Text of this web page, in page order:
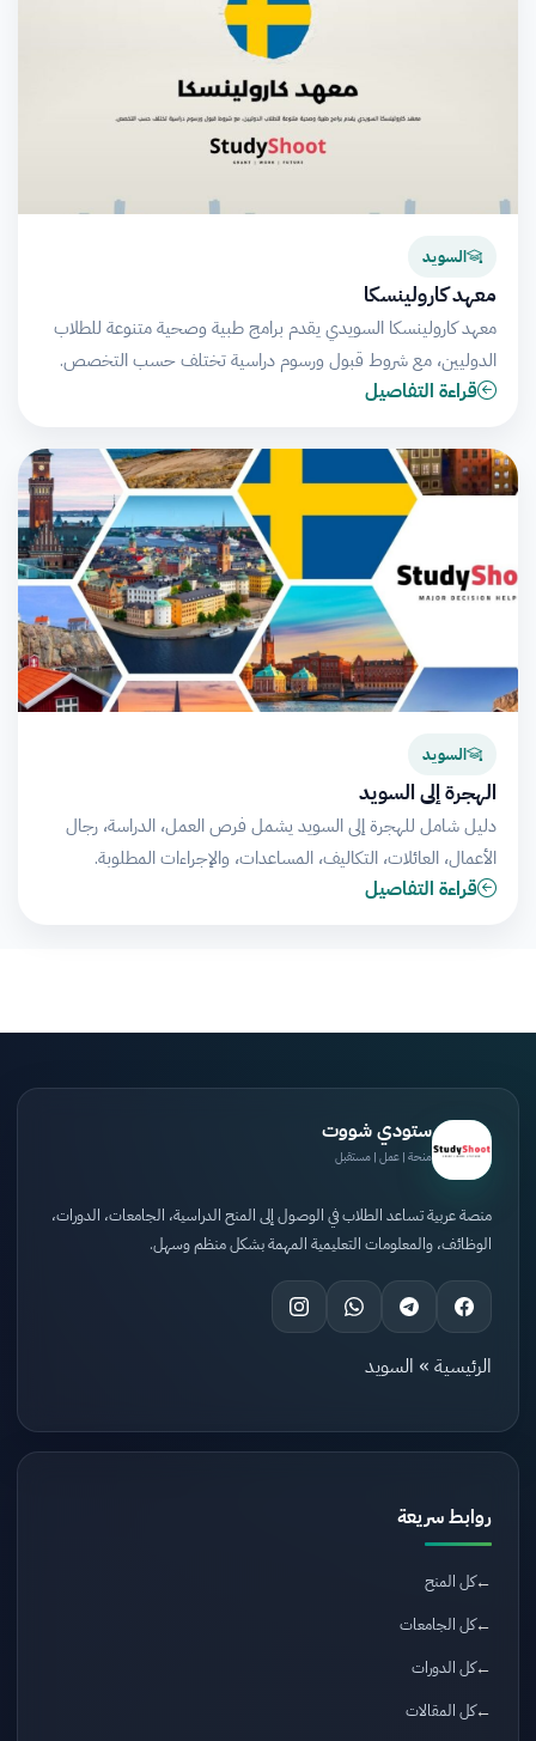
السويد
معهد كارولينسكا
معهد كارولينسكا السويدي يقدم برامج طبية وصحية متنوعة للطلاب
الدوليين، مع شروط قبول ورسوم دراسية تختلف حسب التخصص.
قراءة التفاصيل
السويد
الهجرة إلى السويد
دليل شامل للهجرة إلى السويد يشمل فرص العمل، الدراسة، رجال
الأعمال، العائلات، التكاليف، المساعدات، والإجراءات المطلوبة.
قراءة التفاصيل
ستودي شووت
منحة | عمل | مستقبل
منصة عربية تساعد الطلاب في الوصول إلى المنح الدراسية، الجامعات، الدورات،
الوظائف، والمعلومات التعليمية المهمة بشكل منظم وسهل.
الرئيسية » السويد
روابط سريعة
كل المنح
كل الجامعات
كل الدورات
كل المقالات